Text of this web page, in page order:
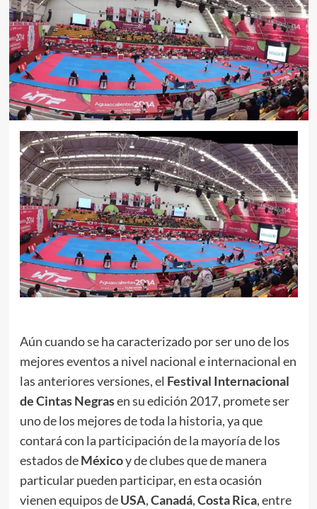
Aún cuando se ha caracterizado por ser uno de los
mejores eventos a nivel nacional e internacional en
las anteriores versiones, el Festival Internacional
de Cintas Negrasen su edición 2017, promete ser
uno de los mejores de toda la historia, ya que
contará con la participación de la mayoría de los
estados deMéxicoy de clubes que de manera
particular pueden participar, en esta ocasión
vienen equipos deUSA,Canadá,Costa Rica, entre